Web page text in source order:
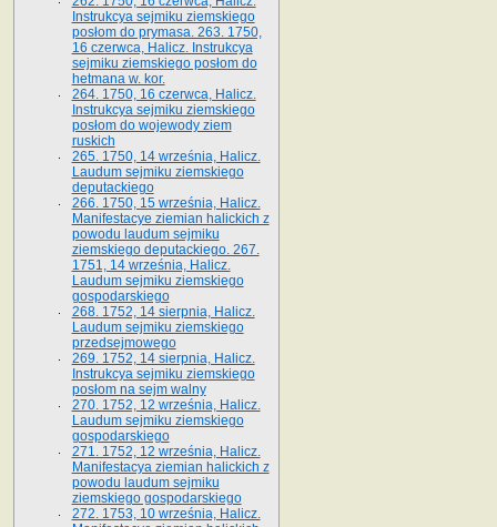
Instrukcya sejmiku ziemskiego
posłom do prymasa. 263. 1750,
16 czerwca, Halicz. Instrukcya
sejmiku ziemskiego posłom do
hetmana w. kor.
264. 1750, 16 czerwca, Halicz.
Instrukcya sejmiku ziemskiego
posłom do wojewody ziem
ruskich
265. 1750, 14 września, Halicz.
Laudum sejmiku ziemskiego
deputackiego
266. 1750, 15 września, Halicz.
Manifestacye ziemian halickich z
powodu laudum sejmiku
ziemskiego deputackiego. 267.
1751, 14 września, Halicz.
Laudum sejmiku ziemskiego
gospodarskiego
268. 1752, 14 sierpnia, Halicz.
Laudum sejmiku ziemskiego
przedsejmowego
269. 1752, 14 sierpnia, Halicz.
Instrukcya sejmiku ziemskiego
posłom na sejm walny
270. 1752, 12 września, Halicz.
Laudum sejmiku ziemskiego
gospodarskiego
271. 1752, 12 września, Halicz.
Manifestacya ziemian halickich z
powodu laudum sejmiku
ziemskiego gospodarskiego
272. 1753, 10 września, Halicz.